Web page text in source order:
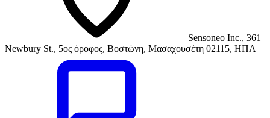
Sensoneo Inc., 361
Newbury St., 5ος όροφος, Βοστώνη, Μασαχουσέτη 02115, ΗΠΑ